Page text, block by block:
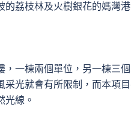
的荔枝林及火樹銀花的媽灣
，一棟兩個單位，另一棟三
采光就會有所限制，而本
光線。